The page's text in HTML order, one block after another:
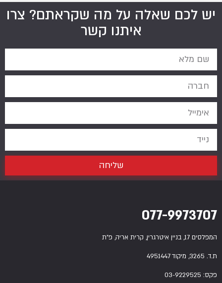
יש לכם שאלה על מה שקראתם? צרו
איתנו קשר
שליחה
077-9973707
המפלסים 17, בניין איטרגרין, קרית אריה, פ”ת
ת.ד. 3265, מיקוד 4951447
פקס: 03-9229525